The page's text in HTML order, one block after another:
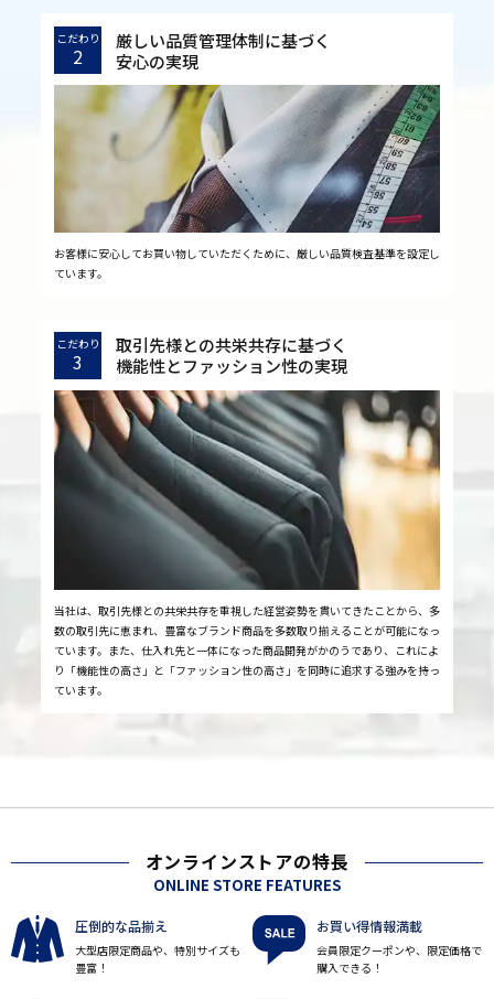
こだわり
2
厳しい品質管理体制に基づく
安心の実現
お客様に安心してお買い物していただくために、厳しい品質検査基準を設定し
ています。
こだわり
3
取引先様との共栄共存に基づく
機能性とファッション性の実現
当社は、取引先様との共栄共存を重視した経営姿勢を貫いてきたことから、多
数の取引先に恵まれ、豊富なブランド商品を多数取り揃えることが可能になっ
ています。また、仕入れ先と一体になった商品開発がかのうであり、これによ
り「機能性の高さ」と「ファッション性の高さ」を同時に追求する強みを持っ
ています。
オンラインストアの特長
ONLINE STORE FEATURES
圧倒的な品揃え
大型店限定商品や、特別サイズも
豊富！
お買い得情報満載
会員限定クーポンや、限定価格で
購入できる！